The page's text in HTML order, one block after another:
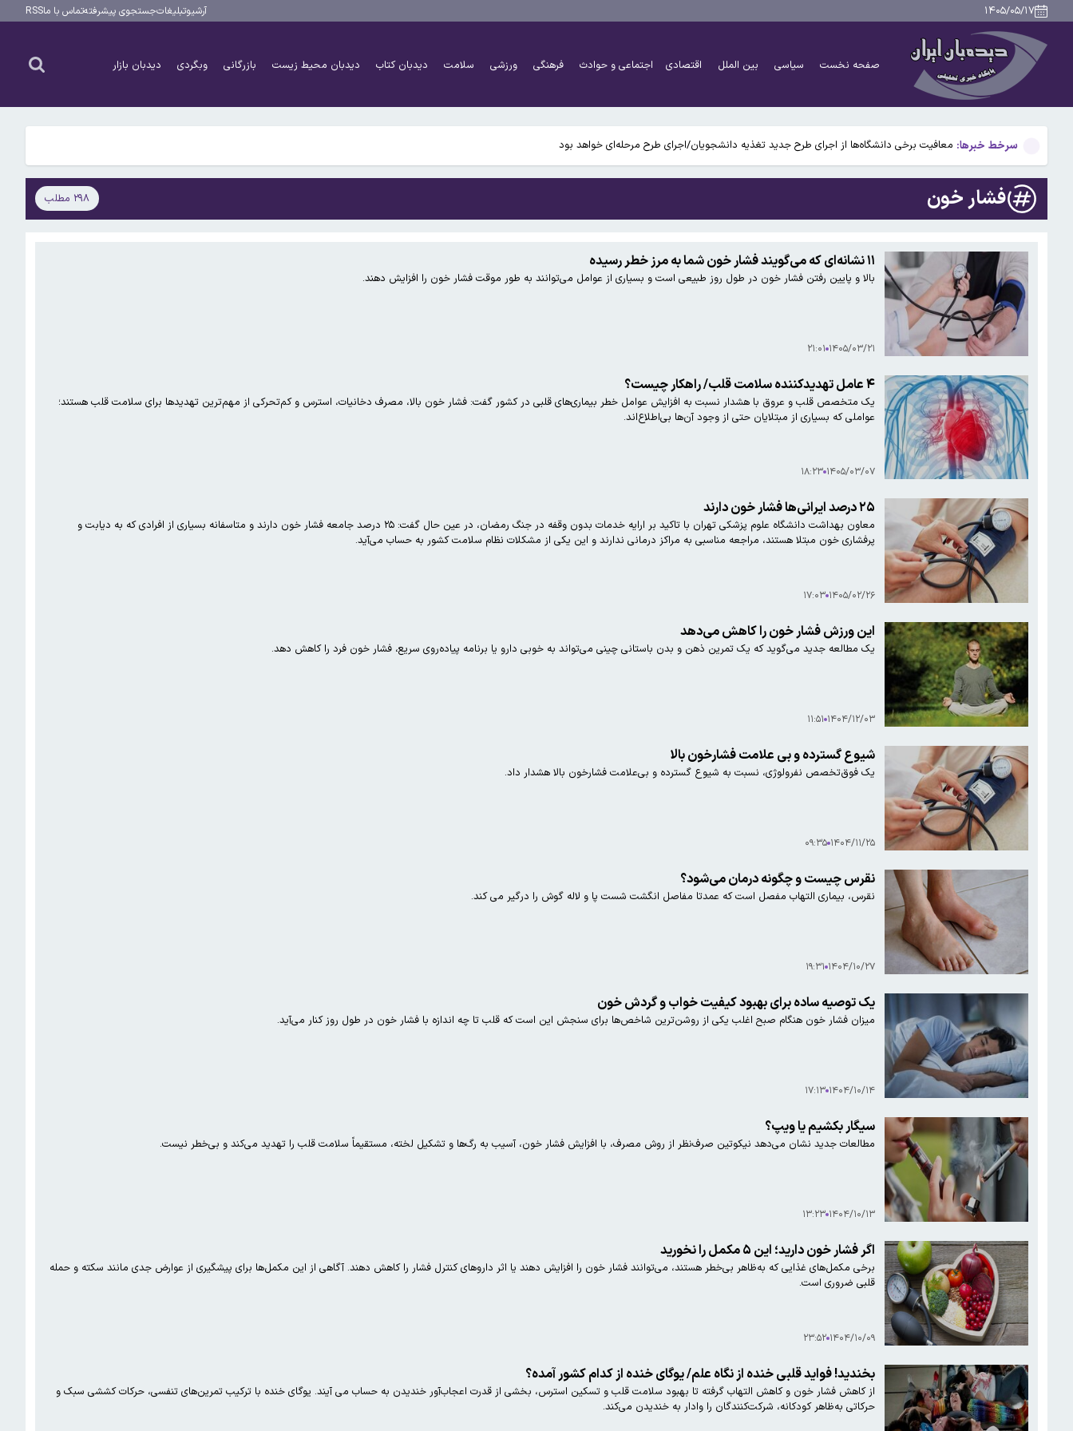
۱۴۰۵/۰۵/۱۷ آرشیوتبلیغاتجستجوی پیشرفتهتماس با ماRSS
صفحه نخست سیاسی بین الملل اقتصادی اجتماعی و حوادث فرهنگی ورزشی سلامت دیدبان کتاب دیدبان محیط زیست بازرگانی وبگردی دیدبان بازار
سرخط خبرها:
پیش‌بینی وضعیت جوی ۵ روز آینده؛ موج جدید ناپایداری جوی در راه است
تأیید ربایش و قتل حمیدرضا رجب‌زاده مداح معروف
چطور بدون آسیب دیدن دوربین موبایل از خورشیدگرفتگی عکس بگیریم؟
معافیت برخی دانشگاه‌ها از اجرای طرح جدید تغذیه دانشجویان/اجرای طرح مرحله‌ای خواهد بود
برطرف شدن محدودیت‌ برق صنایع طی هفته‌های آینده
تأیید ربایش و قتل حمیدرضا رجب‌زاده مداح معروف
چطور بدون آسیب دیدن دوربین موبایل از خورشیدگرفتگی عکس بگیریم؟
فشار خون ۲۹۸ مطلب
۱۱ نشانه‌ای که می‌گویند فشار خون شما به مرز خطر رسیده
بالا و پایین رفتن فشار خون در طول روز طبیعی است و بسیاری از عوامل می‌توانند به طور موقت فشار خون را افزایش دهند.
۱۴۰۵/۰۳/۲۱ ۲۱:۰۱
۴ عامل تهدیدکننده سلامت قلب/ راهکار چیست؟
یک متخصص قلب و عروق با هشدار نسبت به افزایش عوامل خطر بیماری‌های قلبی در کشور گفت: فشار خون بالا، مصرف دخانیات، استرس و کم‌تحرکی از مهم‌ترین تهدیدها برای سلامت قلب هستند؛
عواملی که بسیاری از مبتلایان حتی از وجود آن‌ها بی‌اطلاع‌اند.
۱۴۰۵/۰۳/۰۷ ۱۸:۲۳
۲۵ درصد ایرانی‌ها فشار خون دارند
معاون بهداشت دانشگاه علوم پزشکی تهران با تاکید بر ارایه خدمات بدون وقفه در جنگ رمضان، در عین حال گفت: ۲۵ درصد جامعه فشار خون دارند و متاسفانه بسیاری از افرادی که به دیابت و
پرفشاری خون مبتلا هستند، مراجعه مناسبی به مراکز درمانی ندارند و این یکی از مشکلات نظام سلامت کشور به حساب می‌آید.
۱۴۰۵/۰۲/۲۶ ۱۷:۰۳
این ورزش فشار خون را کاهش می‌دهد
یک مطالعه جدید می‌گوید که یک تمرین ذهن و بدن باستانی چینی می‌تواند به خوبی دارو یا برنامه پیاده‌روی سریع، فشار خون فرد را کاهش دهد.
۱۴۰۴/۱۲/۰۳ ۱۱:۵۱
شیوع گسترده و بی علامت فشارخون بالا
یک فوق‌تخصص نفرولوژی، نسبت به شیوع گسترده و بی‌علامت فشارخون بالا هشدار داد.
۱۴۰۴/۱۱/۲۵ ۰۹:۳۵
نقرس چیست و چگونه درمان می‌شود؟
نقرس، بیماری التهاب مفصل است که عمدتا مفاصل انگشت شست پا و لاله گوش را درگیر می کند.
۱۴۰۴/۱۰/۲۷ ۱۹:۳۱
یک توصیه ساده برای بهبود کیفیت خواب و گردش خون
میزان فشار خون هنگام صبح اغلب یکی از روشن‌ترین شاخص‌ها برای سنجش این است که قلب تا چه اندازه با فشار خون در طول روز کنار می‌آید.
۱۴۰۴/۱۰/۱۴ ۱۷:۱۳
سیگار بکشیم یا ویپ؟
مطالعات جدید نشان می‌دهد نیکوتین صرف‌نظر از روش مصرف، با افزایش فشار خون، آسیب به رگ‌ها و تشکیل لخته، مستقیماً سلامت قلب را تهدید می‌کند و بی‌خطر نیست.
۱۴۰۴/۱۰/۱۳ ۱۳:۲۳
اگر فشار خون دارید؛ این ۵ مکمل را نخورید
برخی مکمل‌های غذایی که به‌ظاهر بی‌خطر هستند، می‌توانند فشار خون را افزایش دهند یا اثر داروهای کنترل فشار را کاهش دهند. آگاهی از این مکمل‌ها برای پیشگیری از عوارض جدی مانند سکته و حمله
قلبی ضروری است.
۱۴۰۴/۱۰/۰۹ ۲۳:۵۲
بخندید! فواید قلبی خنده از نگاه علم/ یوگای خنده از کدام کشور آمده؟
از کاهش فشار خون و کاهش التهاب گرفته تا بهبود سلامت قلب و تسکین استرس، بخشی از قدرت اعجاب‌آور خندیدن به حساب می آیند. یوگای خنده با ترکیب تمرین‌های تنفسی، حرکات کششی سبک و
حرکاتی به‌ظاهر کودکانه، شرکت‌کنندگان را وادار به خندیدن می‌کند.